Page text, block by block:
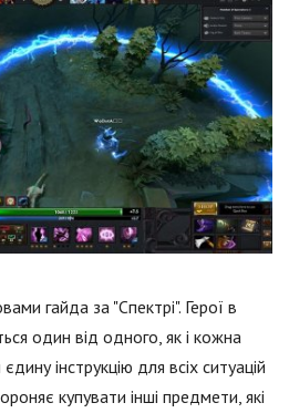
гайда за "Спектрі". Герої в
один від одного, як і кожна
інструкцію для всіх ситуацій
купувати інші предмети, які